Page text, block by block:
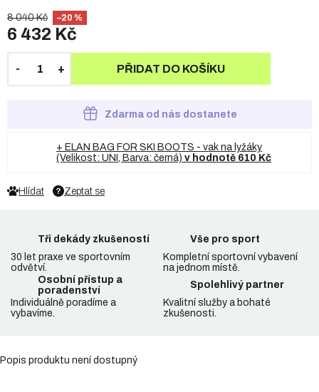
8 040 Kč –20 %
6 432 Kč
PŘIDAT DO KOŠÍKU
Zdarma od nás dostanete
+ ELAN BAG FOR SKI BOOTS - vak na lyžáky
(Velikost: UNI, Barva: černá) v hodnotě 610 Kč
Zeptat se
Hlídat
Tři dekády zkušeností
30 let praxe ve sportovním
odvětví.
Vše pro sport
Kompletní sportovní vybavení
na jednom místě.
Osobní přístup a
poradenství
Individuálně poradíme a
vybavíme.
Spolehlivý partner
Kvalitní služby a bohaté
zkušenosti.
Popis produktu není dostupný